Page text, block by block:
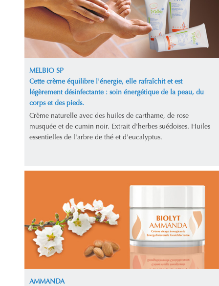
MELBIO SP
Cette crème équilibre l'énergie, elle rafraîchit et est
légèrement désinfectante : soin énergétique de la peau, du
corps et des pieds.
Crème naturelle avec des huiles de carthame, de rose
musquée et de cumin noir. Extrait d'herbes suédoises. Huiles
essentielles de l'arbre de thé et d'eucalyptus.
AMMANDA